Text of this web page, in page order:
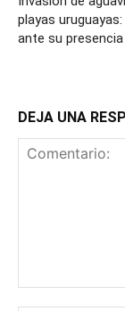
playas
ante su
DEJA UNA